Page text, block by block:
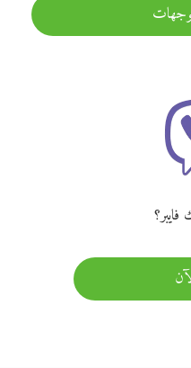
فايبر؟